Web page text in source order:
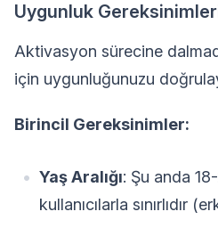
Uygunluk
Aktivasyon sürecine
için uygunluğunuzu
Birincil Gereksinimler:
Yaş Aralığı: Şu anda
kullanıcılarla sınırlıdır